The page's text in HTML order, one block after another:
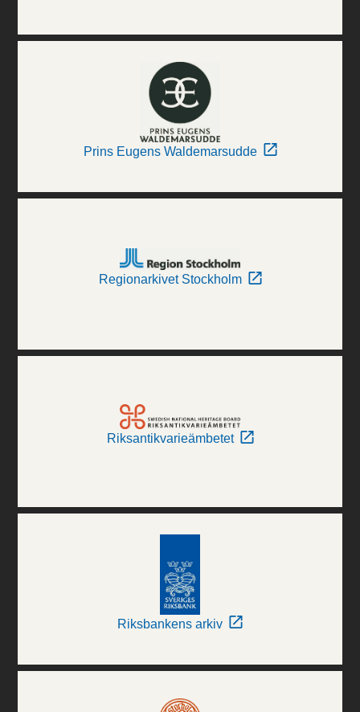
Prins Eugens Waldemarsudde
Regionarkivet Stockholm
Riksantikvarieämbetet
Riksbankens arkiv